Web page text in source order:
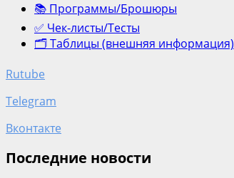
📚 Программы/Брошюры
✅ Чек-листы/Тесты
🗂️ Таблицы (внешняя информация)
Rutube
Telegram
Вконтакте
Последние новости